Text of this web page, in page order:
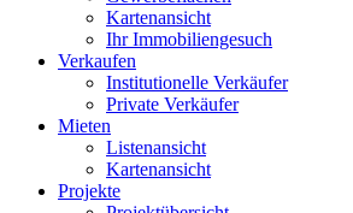
Kartenansicht
Ihr Immobiliengesuch
Verkaufen
Institutionelle Verkäufer
Private Verkäufer
Mieten
Listenansicht
Kartenansicht
Projekte